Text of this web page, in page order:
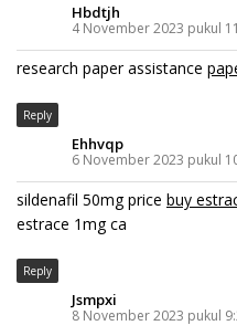
Hbdtjh
4 November 2023 pukul
research paper assistance
Reply
Ehhvqp
6 November 2023 pukul
sildenafil 50mg price buy
estrace 1mg ca
Reply
Jsmpxi
8 November 2023 pukul